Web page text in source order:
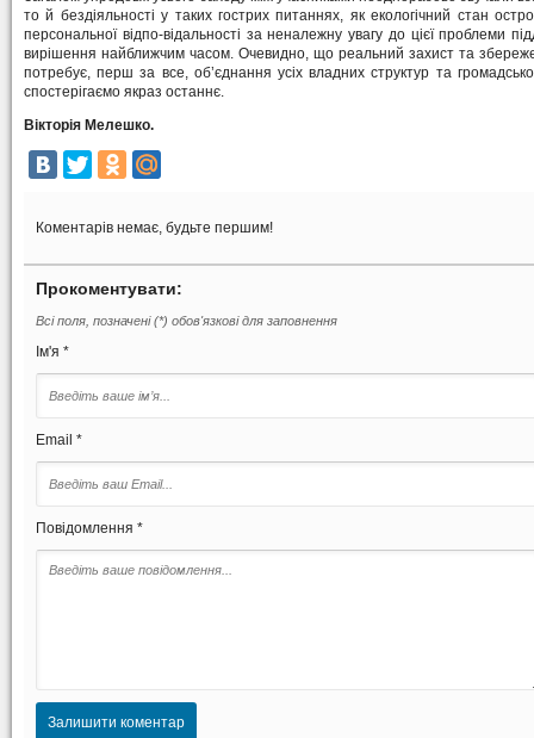
то й бездіяльності у таких гострих питаннях, як екологічний стан
персональної відпо-відальності за неналежну увагу до цієї проблеми
вирішення найближчим часом. Очевидно, що реальний захист та
потребує, перш за все, об’єднання усіх владних структур та
спостерігаємо якраз останнє.
Вікторія Мелешко.
Коментарів немає, будьте першим!
Прокоментувати:
Всі поля, позначені (*) обов'язкові для заповнення
Ім'я *
Email *
Повідомлення *